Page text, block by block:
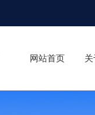
网站首页